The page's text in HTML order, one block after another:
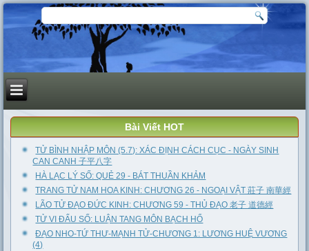
Bài Viết HOT
TỬ BÌNH NHẬP MÔN (5.7): XÁC ĐỊNH CÁCH CỤC - NGÀY SINH
CAN CANH 子平八字
HÀ LẠC LÝ SỐ: QUẺ 29 - BÁT THUẦN KHẢM
TRANG TỬ NAM HOA KINH: CHƯƠNG 26 - NGOẠI VẬT 莊子 南華經
LÃO TỬ ĐẠO ĐỨC KINH: CHƯƠNG 59 - THỦ ĐẠO 老子 道德經
TỬ VI ĐẨU SỐ: LUẬN TANG MÔN BẠCH HỔ
ĐẠO NHO-TỨ THƯ-MẠNH TỬ-CHƯƠNG 1: LƯƠNG HUỆ VƯƠNG
(4)